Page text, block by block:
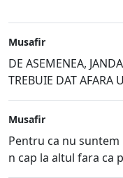
Musafir
DE ASEMENEA,
TREBUIE DAT AFARA
Musafir
Pentru ca nu
n cap la altul fara ca